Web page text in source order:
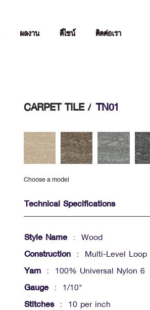
ผลงาน ดีไซน์ ติดต่อเรา
CARPET TILE / TN01
Choose a model
Technical Specifications
Style Name : Wood
Construction : Multi-Level Loop
Yarn : 100% Universal Nylon 6
Gauge : 1/10"
Stitches: 10 per inch